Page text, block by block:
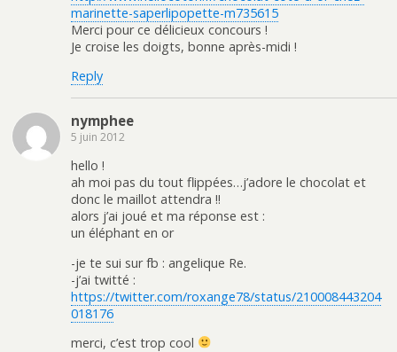
marinette-saperlipopette-m735615
Merci pour ce délicieux concours !
Je croise les doigts, bonne après-midi !
Reply
nymphee
5 juin 2012
hello !
ah moi pas du tout flippées…j’adore le chocolat et
donc le maillot attendra !!
alors j’ai joué et ma réponse est :
un éléphant en or
-je te sui sur fb : angelique Re.
-j’ai twitté :
https://twitter.com/roxange78/status/210008443204
018176
merci, c’est trop cool